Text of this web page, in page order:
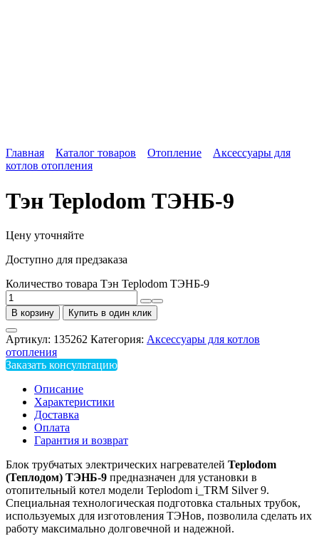
Главная Каталог товаров Отопление
Аксессуары для
котлов отопления
Тэн Teplodom ТЭНБ-9
Цену уточняйте
Доступно для предзаказа
Количество товара Тэн Teplodom ТЭНБ-9
В корзину Купить в один клик
Артикул: 135262 Категория: Аксессуары для котлов
отопления
Заказать консультацию
Описание
Характеристики
Доставка
Оплата
Гарантия и возврат
Блок трубчатых электрических нагревателей Teplodom
(Теплодом) ТЭНБ-9 предназначен для установки в
отопительный котел модели Teplodom i_TRM Silver 9.
Специальная технологическая подготовка стальных трубок,
используемых для изготовления ТЭНов, позволила сделать их
работу максимально долговечной и надежной.